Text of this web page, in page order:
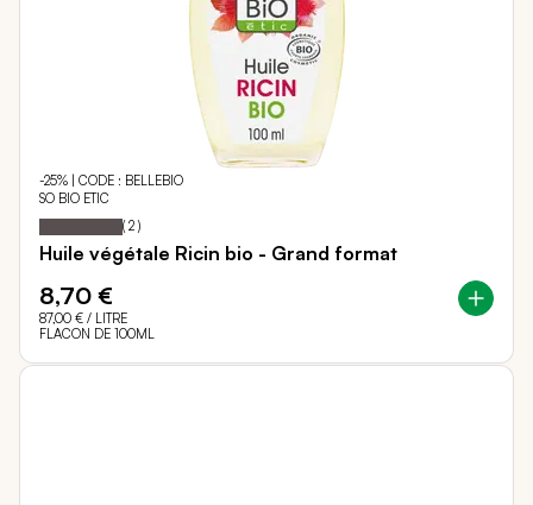
-25% | CODE : BELLEBIO
SO BIO ETIC
Notation: 100
% of
( 2 )
Huile végétale Ricin bio - Grand format
8,70 €
87,00 € / LITRE
FLACON DE 100ML